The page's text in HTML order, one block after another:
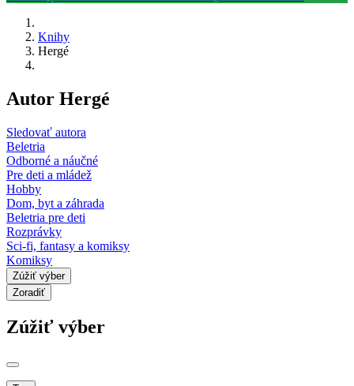
Knihy
Hergé
Autor Hergé
Sledovať autora
Beletria
Odborné a náučné
Pre deti a mládež
Hobby
Dom, byt a záhrada
Beletria pre deti
Rozprávky
Sci-fi, fantasy a komiksy
Komiksy
Zúžiť výber
Zoradiť
Zúžiť výber